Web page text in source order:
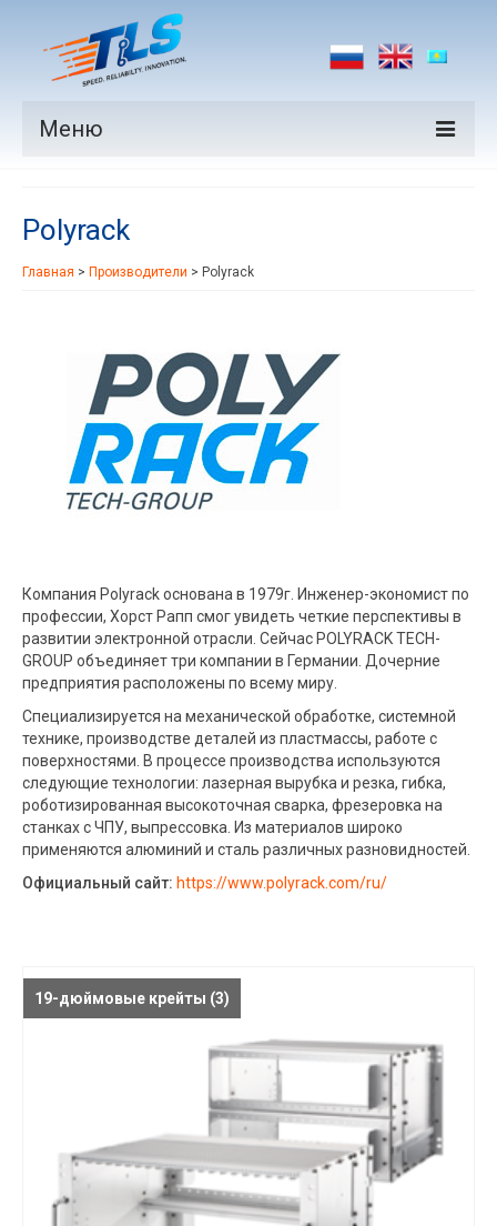
Меню
Производители
Рынки
Контакты
Polyrack
Главная > Производители > Polyrack
Компания Polyrack основана в 1979г. Инженер-экономист по
профессии, Хорст Рапп смог увидеть четкие перспективы в
развитии электронной отрасли. Сейчас POLYRACK TECH-
GROUP объединяет три компании в Германии. Дочерние
предприятия расположены по всему миру.
Специализируется на механической обработке, системной
технике, производстве деталей из пластмассы, работе с
поверхностями. В процессе производства используются
следующие технологии: лазерная вырубка и резка, гибка,
роботизированная высокоточная сварка, фрезеровка на
станках с ЧПУ, выпрессовка. Из материалов широко
применяются алюминий и сталь различных разновидностей.
Официальный сайт: https://www.polyrack.com/ru/
19-дюймовые крейты (3)